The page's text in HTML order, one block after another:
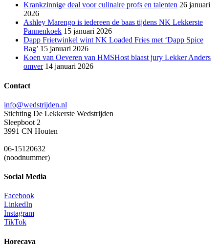
Krankzinnige deal voor culinaire profs en talenten 26 januari
2026
Ashley Marengo is iedereen de baas tijdens NK Lekkerste
Pannenkoek 15 januari 2026
Dapp Frietwinkel wint NK Loaded Fries met ‘Dapp Spice
Bag’ 15 januari 2026
Koen van Oeveren van HMSHost blaast jury Lekker Anders
omver 14 januari 2026
Contact
info@wedstrijden.nl
Stichting De Lekkerste Wedstrijden
Sleepboot 2
3991 CN Houten
06-15120632
(noodnummer)
Social Media
Facebook
LinkedIn
Instagram
TikTok
Horecava